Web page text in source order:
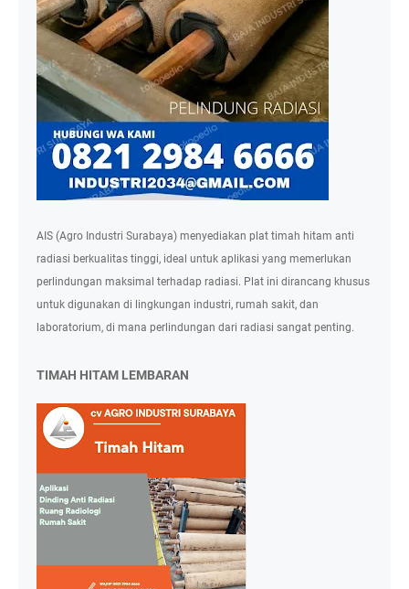
AIS (Agro Industri Surabaya) menyediakan plat timah hitam anti
radiasi berkualitas tinggi, ideal untuk aplikasi yang memerlukan
perlindungan maksimal terhadap radiasi. Plat ini dirancang khusus
untuk digunakan di lingkungan industri, rumah sakit, dan
laboratorium, di mana perlindungan dari radiasi sangat penting.
TIMAH HITAM LEMBARAN